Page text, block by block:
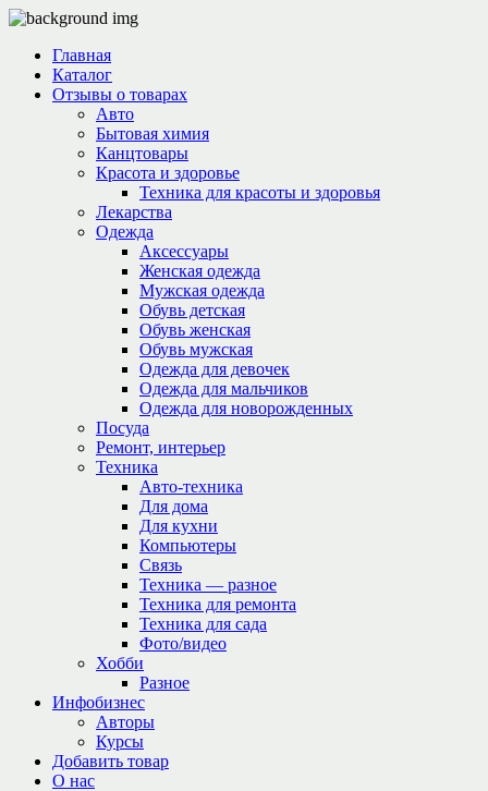
Главная
Каталог
Отзывы о товарах
Авто
Бытовая химия
Канцтовары
Красота и здоровье
Техника для красоты и здоровья
Лекарства
Одежда
Аксессуары
Женская одежда
Мужская одежда
Обувь детская
Обувь женская
Обувь мужская
Одежда для девочек
Одежда для мальчиков
Одежда для новорожденных
Посуда
Ремонт, интерьер
Техника
Авто-техника
Для дома
Для кухни
Компьютеры
Связь
Техника — разное
Техника для ремонта
Техника для сада
Фото/видео
Хобби
Разное
Инфобизнес
Авторы
Курсы
Добавить товар
О нас